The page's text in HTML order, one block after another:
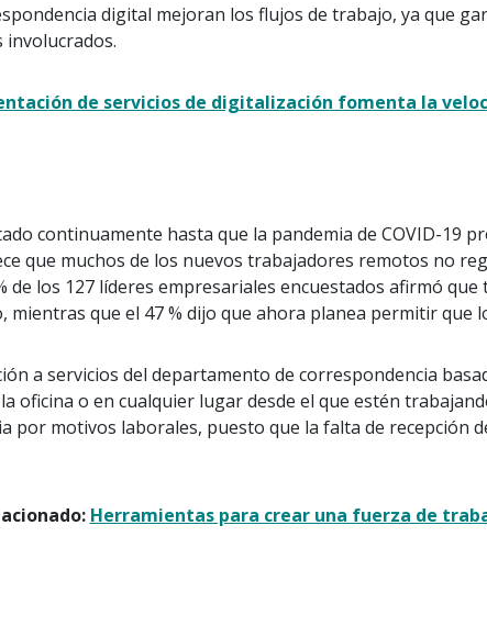
digital mejoran los flujos de trabajo, ya que
involucrados.
de servicios de digitalización fomenta la
continuamente hasta que la pandemia de COVID-19
que muchos de los nuevos trabajadores remotos no
de los 127 líderes empresariales encuestados afirmó
que el 47 % dijo que ahora planea permitir que
a servicios del departamento de correspondencia
oficina o en cualquier lugar desde el que estén
por motivos laborales, puesto que la falta de recepción
Herramientas para crear una fuerza de